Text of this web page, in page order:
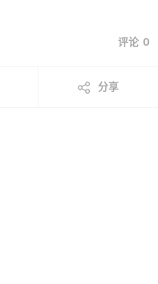
评论 0
分享